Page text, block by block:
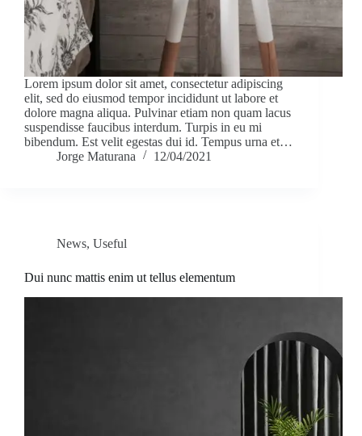
Lorem ipsum dolor sit amet, consectetur adipiscing
elit, sed do eiusmod tempor incididunt ut labore et
dolore magna aliqua. Pulvinar etiam non quam lacus
suspendisse faucibus interdum. Turpis in eu mi
bibendum. Est velit egestas dui id. Tempus urna et…
Jorge Maturana
12/04/2021
News, Useful
Dui nunc mattis enim ut tellus elementum